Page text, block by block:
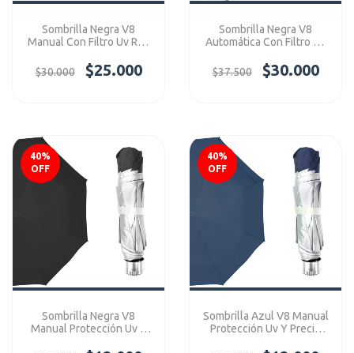
Sombrilla Negra V8
Manual Con Filtro Uv Ref:
$30.000
$25.000
Sombrilla Negra V8
Automática Con Filtro Uv
$37.500
$30.000
40%
OFF
Sombrilla Negra V8
Manual Protección Uv Y
40%
OFF
Sombrilla Azul V8 Manual
Protección Uv Y Precio